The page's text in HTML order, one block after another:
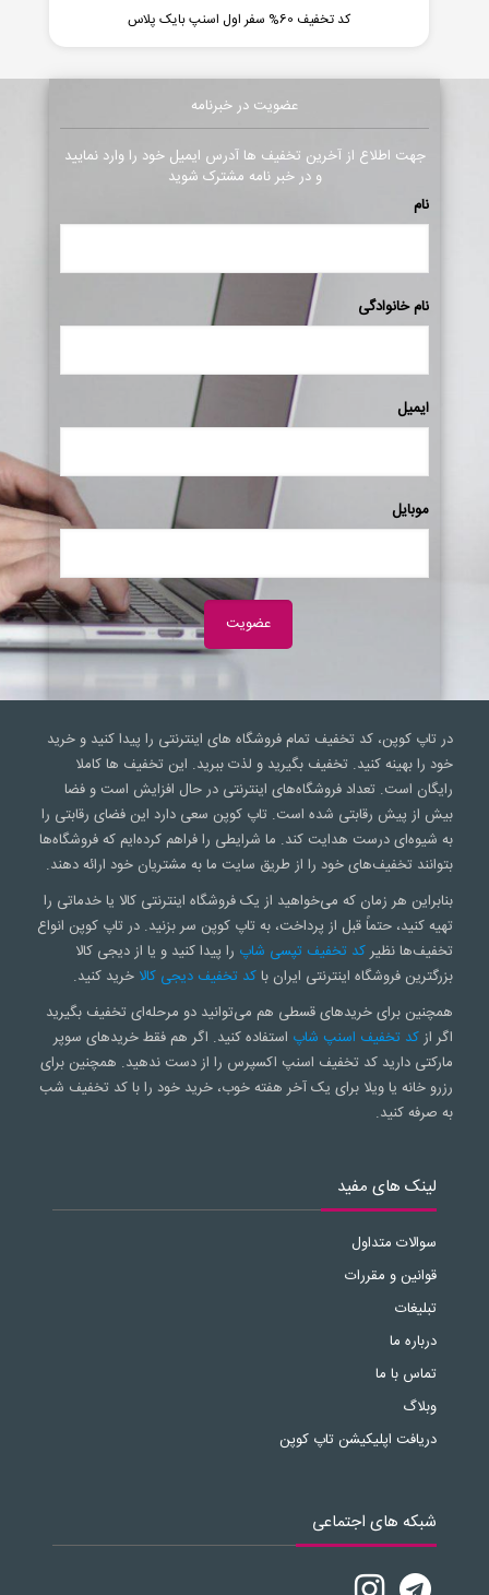
کد تخفیف 60% سفر اول اسنپ بایک پلاس
عضویت در خبرنامه
جهت اطلاع از آخرین تخفیف ها آدرس ایمیل خود را وارد نمایید
و در خبر نامه مشترک شوید
نام
نام خانوادگی
ایمیل
موبایل
در تاپ کوپن، کد تخفیف تمام فروشگاه های اینترنتی را پیدا کنید و خرید
خود را بهینه کنید. تخفیف بگیرید و لذت ببرید. این تخفیف ها کاملا
رایگان است. تعداد فروشگاه‌های اینترنتی در حال افزایش است و فضا
بیش از پیش رقابتی شده است. تاپ کوپن سعی‌ دارد این فضای رقابتی را
به شیوه‌ای درست هدایت کند. ما شرایطی را فراهم کرده‌ایم که فروشگاه‌ها
بتوانند تخفیف‌های خود را از طریق سایت ما به مشتریان خود ارائه دهند.
بنابراین هر زمان که می‌خواهید از یک فروشگاه اینترنتی کالا یا خدماتی را
تهیه کنید، حتماً قبل از پرداخت، به تاپ کوپن سر بزنید. در تاپ کوپن انواع
تخفیف‌ها نظیرکد تخفیف تپسی شاپ را پیدا کنید و یا از دیجی کالا
بزرگترین فروشگاه اینترنتی ایران باکد تخفیف دیجی کالا خرید کنید.
همچنین برای خریدهای قسطی هم می‌توانید دو مرحله‌ای تخفیف بگیرید
اگر ازکد تخفیف اسنپ شاپ استفاده کنید. اگر هم فقط خریدهای سوپر
مارکتی دارید کد تخفیف اسنپ اکسپرس را از دست ندهید. همچنین برای
رزرو خانه یا ویلا برای یک آخر هفته خوب، خرید خود را با کد تخفیف شب
به صرفه کنید.
لینک های مفید
سوالات متداول
قوانین و مقررات
تبلیغات
درباره ما
تماس با ما
وبلاگ
دریافت اپلیکیشن تاپ کوپن
شبکه های اجتماعی